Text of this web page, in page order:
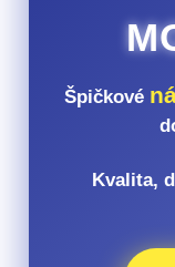
Špičkové
Kvalita,